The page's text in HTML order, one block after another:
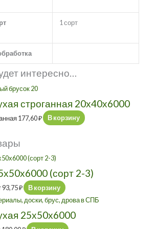
1 сорт
интересно…
строганная 20х40х6000
177,60₽ В корзину
(сорт 2-3)
93,75₽ В корзину
25х50х6000